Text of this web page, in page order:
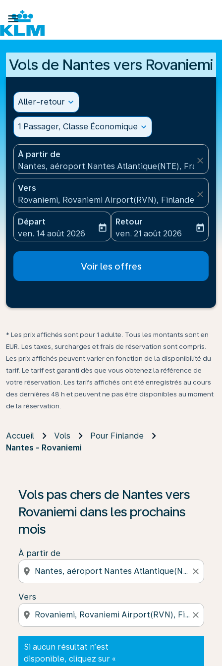

Vols de Nantes vers Rovaniemi
Aller-retour expand_more
1 Passager, Classe Économique expand_more
À partir de
Nantes, aéroport Nantes Atlantique(NTE), France
close
Vers
Rovaniemi, Rovaniemi Airport(RVN), Finlande
close
Départ
fc-booking-departure-date-aria-label
ven. 14 août 2026
today
Retour
fc-booking-return-date-
ven. 21 août 2026
today
Voir les offres
* Les prix affichés sont pour 1 adulte. Tous les montants sont en
EUR. Les taxes, surcharges et frais de réservation sont compris.
Les prix affichés peuvent varier en fonction de la disponibilité du
tarif. Le tarif est garanti dès que vous obtenez la référence de
votre réservation. Les tarifs affichés ont été enregistrés au cours
des dernières 48 h et peuvent ne pas être disponibles au moment
de la réservation.
Accueil Vols
Pour Finlande
Nantes - Rovaniemi
Vols pas chers de Nantes vers
Rovaniemi dans les prochains
mois
À partir de
location_on close
Vers
location_on close
Si aucun résultat n’est
disponible, cliquez sur «
Si aucun résultat n’est disponible, cliquez sur «